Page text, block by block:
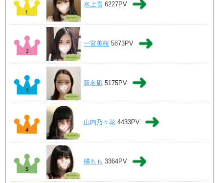
水上雪6227PV
一宮美桜5873PV
新名凪5175PV
山内乃々花4433PV
橘もも 3364PV